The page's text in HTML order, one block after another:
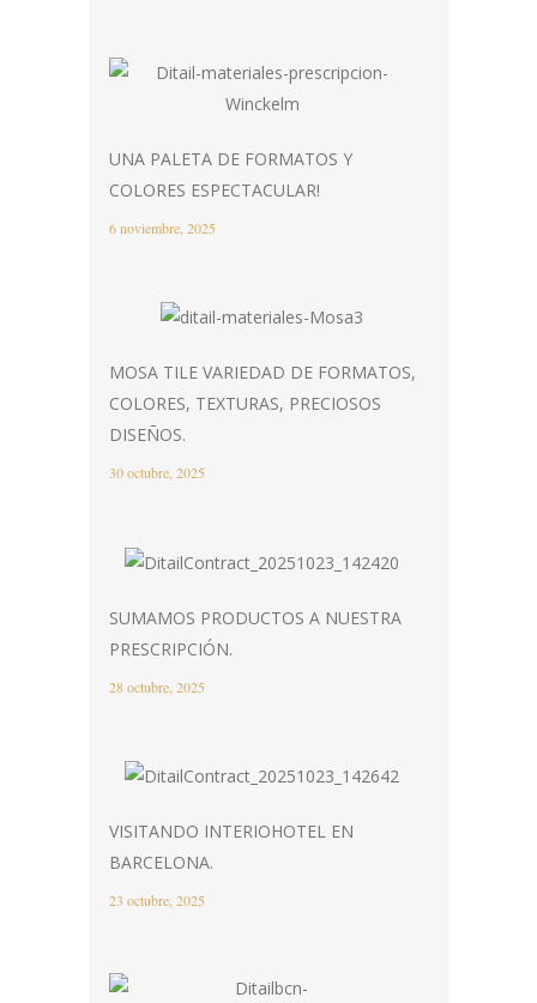
UNA PALETA DE FORMATOS Y
COLORES ESPECTACULAR!
6 noviembre, 2025
MOSA TILE VARIEDAD DE FORMATOS,
COLORES, TEXTURAS, PRECIOSOS
DISEÑOS.
30 octubre, 2025
SUMAMOS PRODUCTOS A NUESTRA
PRESCRIPCIÓN.
28 octubre, 2025
VISITANDO INTERIOHOTEL EN
BARCELONA.
23 octubre, 2025